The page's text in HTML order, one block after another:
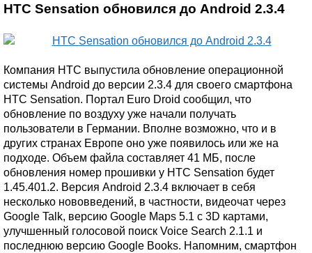
HTC Sensation обновился до Android 2.3.4
Компания HTC выпустила обновление операционной
системы Android до версии 2.3.4 для своего смартфона
HTC Sensation. Портал Euro Droid сообщил, что
обновление по воздуху уже начали получать
пользователи в Германии. Вполне возможно, что и в
других странах Европе оно уже появилось или же на
подходе. Объем файла составляет 41 МБ, после
обновления номер прошивки у HTC Sensation будет
1.45.401.2. Версия Android 2.3.4 включает в себя
несколько нововведений, в частности, видеочат через
Google Talk, версию Google Maps 5.1 с 3D картами,
улучшенный голосовой поиск Voice Search 2.1.1 и
последнюю версию Google Books. Напомним, смартфон